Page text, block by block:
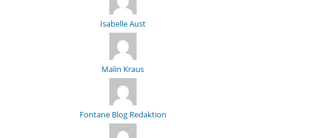
Isabelle Aust
Malin Kraus
Fontane Blog Redaktion